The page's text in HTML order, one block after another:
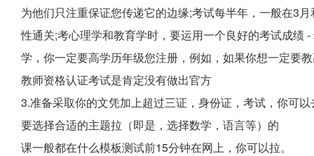
为他们只注重保证您传递它的边缘;考试每半年，一般在3
性通关;考心理学和教育学时，要运用一个良好的考试成绩
学，你一定要高学历年级您注册，例如，如果你想一定要
教师资格认证考试是肯定没有做出官方
3.准备采取你的文凭加上超过三证，身份证，考试，你可
要选择合适的主题拉（即是，选择数学，语言等）的
课一般都在什么模板测试前15分钟在网上，你可以拉。